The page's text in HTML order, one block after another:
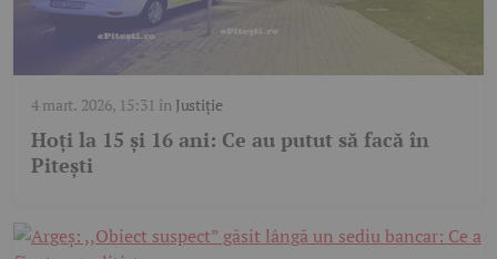
4 mart. 2026, 15:31 în Justiție
Hoți la 15 și 16 ani: Ce au putut să facă în
Pitești